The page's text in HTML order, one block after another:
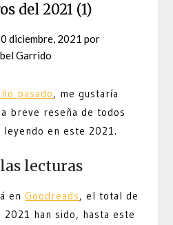
del 2021 (1)
diciembre, 2021 por
Garrido
pasado, me gustaría
breve reseña de todos
en este 2021.
lecturas
enGoodreads, el total de
han sido, hasta este